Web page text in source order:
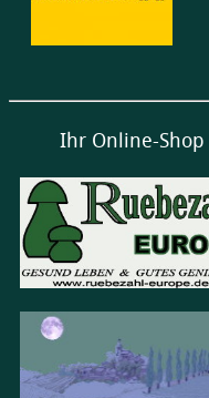
Ihr Online-Shop